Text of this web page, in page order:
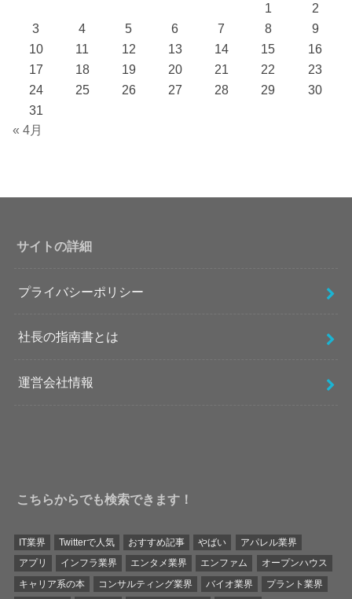
1
2
3
4 5 6 7 8
9
10
11 12 13 14 15
16
17
18 19 20 21 22
23
24
25 26 27 28 29
30
31
« 4月
サイトの詳細
プライバシーポリシー
社長の指南書とは
運営会社情報
こちらからでも検索できます！
IT業界 Twitterで人気 おすすめ記事 やばい
アパレル業界
アプリ
インフラ業界 エンタメ業界 エンファム
オープンハウス
キャリア系の本
コンサルティング業界 バイオ業界 プラント業界